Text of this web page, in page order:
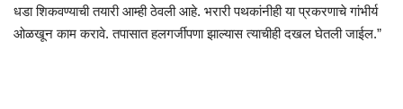
धडा शिकवण्याची तयारी आम्ही ठेवली आहे. भरारी पथकांनीही या प्रकरणाचे गांभीर्य
ओळखून काम करावे. तपासात हलगर्जीपणा झाल्यास त्याचीही दखल घेतली जाईल.”